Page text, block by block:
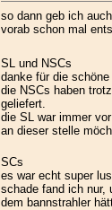
so dann geb ich
vorab schon mal
SL und NSCs
danke für die
die NSCs haben
geliefert.
die SL war immer
an dieser stelle
SCs
es war echt super
schade fand ich nur,
dem bannstrahler